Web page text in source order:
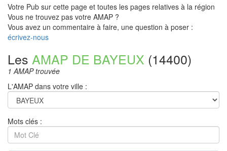
Votre Pub sur cette page et toutes les pages relatives à la région
Vous ne trouvez pas votre AMAP ?
Vous avez un commentaire à faire, une question à poser :
écrivez-nous
Les AMAP DE BAYEUX (14400)
1 AMAP trouvée
L'AMAP dans votre ville :
Mots clés :